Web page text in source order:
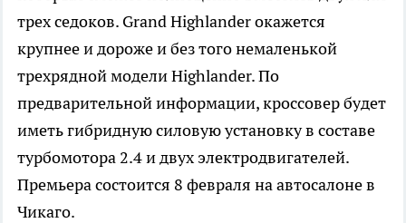
трех седоков. Grand Highlander окажется
крупнее и дороже и без того немаленькой
трехрядной модели Highlander. По
предварительной информации, кроссовер будет
иметь гибридную силовую установку в составе
турбомотора 2.4 и двух электродвигателей.
Премьера состоится 8 февраля на автосалоне в
Чикаго.